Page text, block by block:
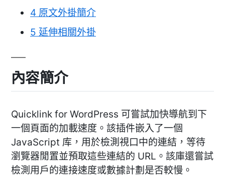
4 原文外掛簡介
5 延伸相關外掛
內容簡介
Quicklink for WordPress 可嘗試加快導航到下
一個頁面的加載速度。該插件嵌入了一個
JavaScript 库，用於檢測視口中的連結，等待
瀏覽器閒置並預取這些連結的 URL。該庫還嘗試
檢測用戶的連接速度或數據計劃是否較慢。